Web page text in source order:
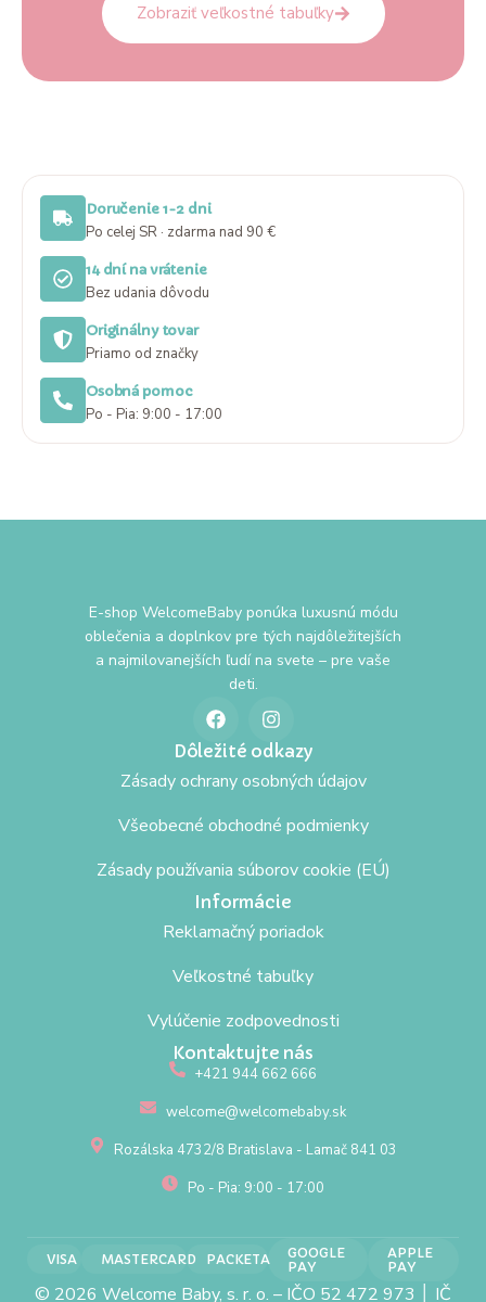
Zobraziť veľkostné tabuľky
Doručenie 1-2 dni
Po celej SR · zdarma nad 90 €
14 dní na vrátenie
Bez udania dôvodu
Originálny tovar
Priamo od značky
Osobná pomoc
Po - Pia: 9:00 - 17:00
E-shop WelcomeBaby ponúka luxusnú módu
oblečenia a doplnkov pre tých najdôležitejších
a najmilovanejších ľudí na svete – pre vaše
deti.
Dôležité odkazy
Zásady ochrany osobných údajov
Všeobecné obchodné podmienky
Zásady používania súborov cookie (EÚ)
Informácie
Reklamačný poriadok
Veľkostné tabuľky
Vylúčenie zodpovednosti
Kontaktujte nás
+421 944 662 666
welcome@welcomebaby.sk
Rozálska 4732/8 Bratislava - Lamač 841 03
Po - Pia: 9:00 - 17:00
VISA MASTERCARD PACKETA
GOOGLE
PAY
APPLE
PAY
© 2026 Welcome Baby, s. r. o. – IČO 52 472 973 │ IČ